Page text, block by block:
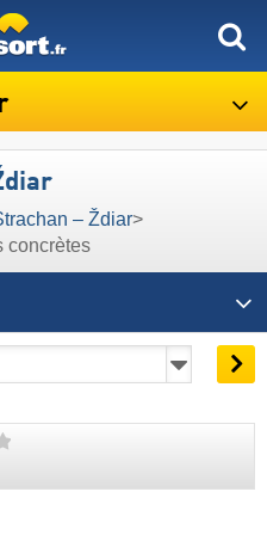
– Ždiar>
concrètes